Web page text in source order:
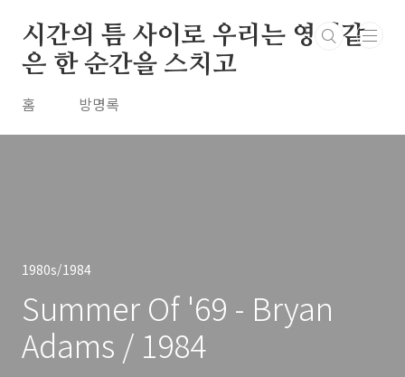
시간의 틈 사이로 우리는 영원같
은 한 순간을 스치고
홈 방명록
1980s/1984
Summer Of '69 - Bryan
Adams / 1984